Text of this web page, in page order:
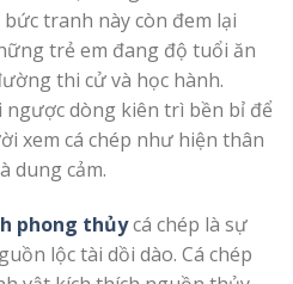
tranh này còn đem lại
trẻ em đang độ tuổi ăn
thi cử và học hành.
ngược dòng kiên trì bền bỉ để
xem cá chép như hiện thân
dung cảm.
phong thủycá chép là sự
lộc tài dồi dào. Cá chép